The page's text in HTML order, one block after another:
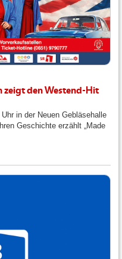
zeigt den Westend-Hit
in der Neuen Gebläsehalle
Geschichte erzählt „Made